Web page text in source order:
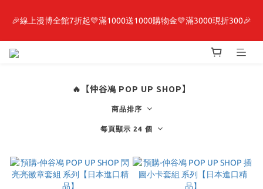
最新開賣🔥「全知讀者視角」 周邊商品
🎉線上漫博全館7折起💛滿1000送1000購物金💛滿3000現折300🎉
【抽籤堂】 影之強者、你又被殺了呢，偵探大人、約會大作戰、
🔥【仲谷鳰 POP UP SHOP】
商品排序
每頁顯示 24 個